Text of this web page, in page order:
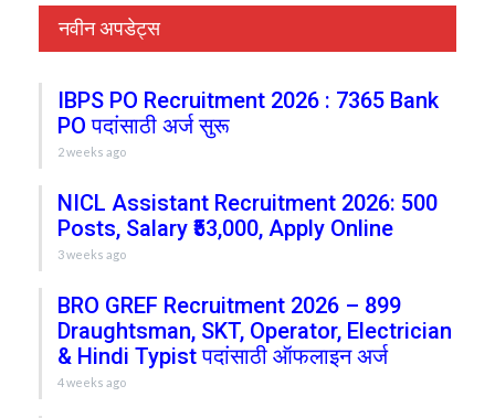
नवीन अपडेट्स
IBPS PO Recruitment 2026 : 7365 Bank
PO पदांसाठी अर्ज सुरू
2 weeks ago
NICL Assistant Recruitment 2026: 500
Posts, Salary ₹53,000, Apply Online
3 weeks ago
BRO GREF Recruitment 2026 – 899
Draughtsman, SKT, Operator, Electrician
& Hindi Typist पदांसाठी ऑफलाइन अर्ज
4 weeks ago